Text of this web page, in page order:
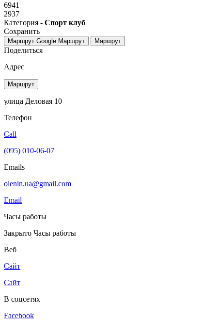
6941
2937
Категория - Спорт клуб
Сохранить
Маршрут Google Маршрут Маршрут
Поделиться
Адрес
Маршрут
улица Деловая 10
Телефон
Call
(095) 010-06-07
Emails
olenin.ua@gmail.com
Email
Часы работы
Закрыто Часы работы
Веб
Сайт
Сайт
В соцсетях
Facebook